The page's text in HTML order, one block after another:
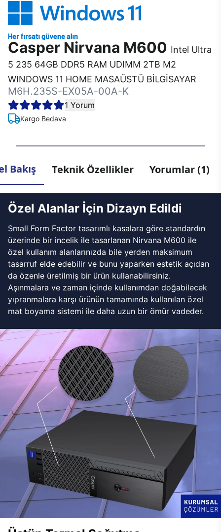
Casper Nirvana M600 Intel Ultra
5 235 64GB DDR5 RAM UDIMM 2TB M2
WINDOWS 11 HOME MASAÜSTÜ BİLGİSAYAR
M6H.235S-EX05A-00A-K
1 Yorum
Kargo Bedava
Bakış Teknik Özellikler Yorumlar (1)
Özel Alanlar İçin Dizayn Edildi
Small Form Factor tasarımlı kasalara göre standardın
üzerinde bir incelik ile tasarlanan Nirvana M600 ile
özel kullanım alanlarınızda bile yerden maksimum
tasarruf elde edebilir ve bunu yaparken estetik açıdan
da özenle üretilmiş bir ürün kullanabilirsiniz.
Aşınmalara ve zaman içinde kullanımdan doğabilecek
yıpranmalara karşı ürünün tamamında kullanılan özel
mat boyama sistemi ile daha uzun bir ömür vadeder.